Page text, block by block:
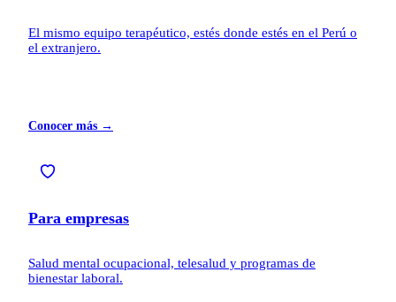
El mismo equipo terapéutico, estés donde estés en el Perú o
el extranjero.
Conocer más →
Para empresas
Salud mental ocupacional, telesalud y programas de
bienestar laboral.